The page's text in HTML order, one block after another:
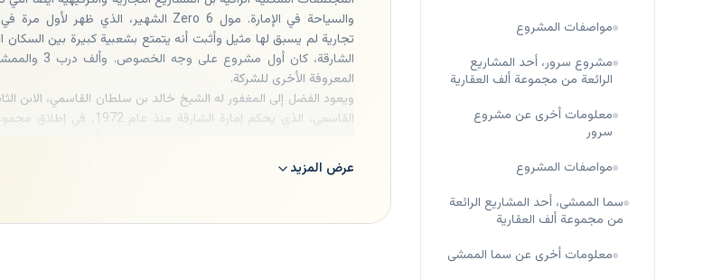
مواصفات المشروع
مشروع سرور، أحد المشاريع
الرائعة من مجموعة ألف العقارية
معلومات أخرى عن مشروع
سرور
مواصفات المشروع
سما الممشى، أحد المشاريع الرائعة
من مجموعة ألف العقارية
معلومات أخرى عن سما الممشى
تجارية لم يسبق لها مثيل وأثبت أنه يتمتع بشعبية كبيرة بين السكان
الشارقة، كان أول
المعروفة الأخرى للشركة.
ويعود الفضل إلى المغفور له الشيخ خالد بن سلطان القاسمي، الابن
القاسمي، الذي يحكم إمارة الشارقة
القاسمي في لندن وأصبح رئيسًا لمجلس التخطيط العمراني بالشارقة.
موقعه الالكتروني
عرض المزيد